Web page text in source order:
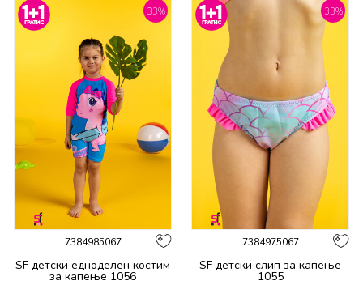
33%
7384985067
SF детски едноделен костим
за капење 1056
33%
7384975067
SF детски слип за капење
1055